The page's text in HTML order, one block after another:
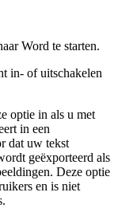
Word te starten.
in- of uitschakelen
optie in als u met
in een
dat uw tekst
geëxporteerd als
Deze optie
en is niet